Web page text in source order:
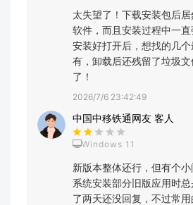
太失望了！下载安装包后
软件，而且安装过程中一
安装好打开后，想找的几
有，卸载后还残留了垃圾
了！
2026/7/6 23:42:49
中国中移铁通网友 客人
Windows 11
新版本整体还行，但有个
系统安装部分旧版应用时
了两天还没回复，不过常